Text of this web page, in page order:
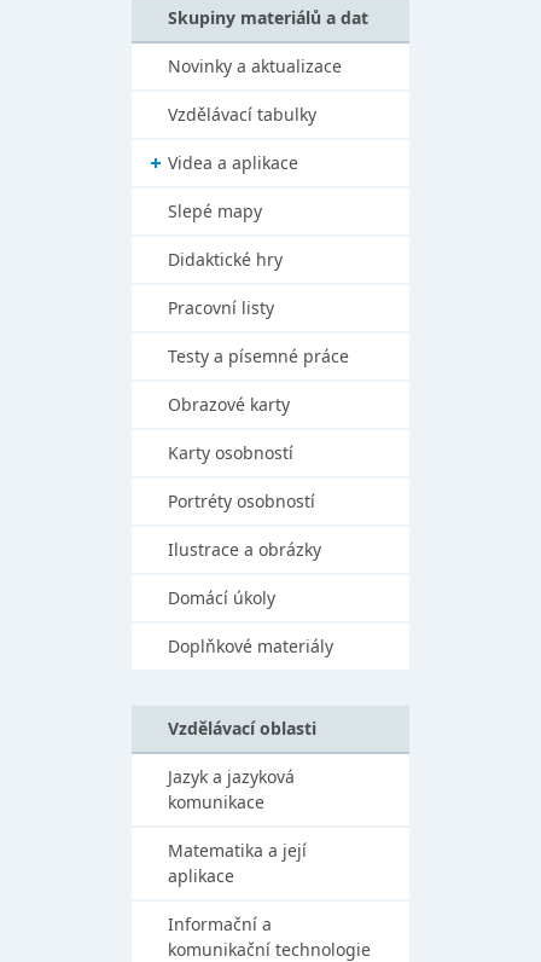
Skupiny materiálů a dat
Novinky a aktualizace
Vzdělávací tabulky
Videa a aplikace
Slepé mapy
Didaktické hry
Pracovní listy
Testy a písemné práce
Obrazové karty
Karty osobností
Portréty osobností
Ilustrace a obrázky
Domácí úkoly
Doplňkové materiály
Vzdělávací oblasti
Jazyk a jazyková
komunikace
Matematika a její
aplikace
Informační a
komunikační technologie